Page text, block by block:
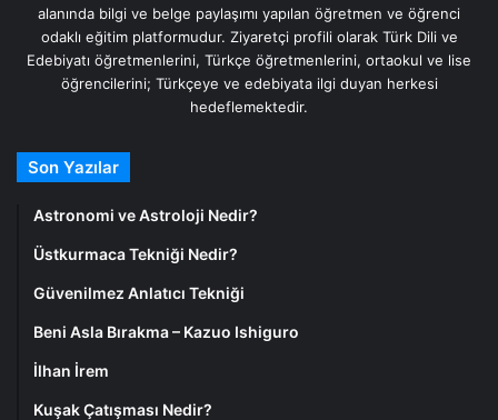
alanında bilgi ve belge paylaşımı yapılan öğretmen ve öğrenci
odaklı eğitim platformudur. Ziyaretçi profili olarak Türk Dili ve
Edebiyatı öğretmenlerini, Türkçe öğretmenlerini, ortaokul ve lise
öğrencilerini; Türkçeye ve edebiyata ilgi duyan herkesi
hedeflemektedir.
Son Yazılar
Astronomi ve Astroloji Nedir?
Üstkurmaca Tekniği Nedir?
Güvenilmez Anlatıcı Tekniği
Beni Asla Bırakma – Kazuo Ishiguro
İlhan İrem
Kuşak Çatışması Nedir?